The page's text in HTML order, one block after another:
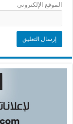
الموقع الإلكتروني